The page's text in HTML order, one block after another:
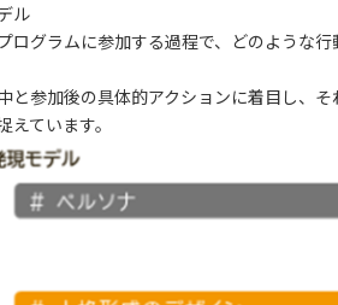
ル
ログラムに参加する過程で、どのような
と参加後の具体的アクションに着目し、
ています。